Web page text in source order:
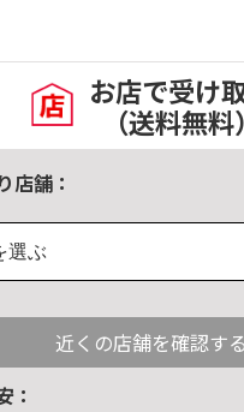
お店で受け
（送料無料）
店舗：
選ぶ
近くの店舗を確認する
：